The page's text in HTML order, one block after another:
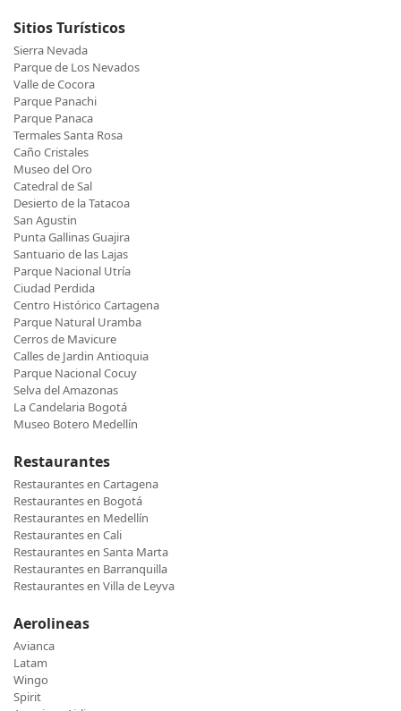
Sitios Turísticos
Sierra Nevada
Parque de Los Nevados
Valle de Cocora
Parque Panachi
Parque Panaca
Termales Santa Rosa
Caño Cristales
Museo del Oro
Catedral de Sal
Desierto de la Tatacoa
San Agustin
Punta Gallinas Guajira
Santuario de las Lajas
Parque Nacional Utría
Ciudad Perdida
Centro Histórico Cartagena
Parque Natural Uramba
Cerros de Mavicure
Calles de Jardin Antioquia
Parque Nacional Cocuy
Selva del Amazonas
La Candelaria Bogotá
Museo Botero Medellín
Restaurantes
Restaurantes en Cartagena
Restaurantes en Bogotá
Restaurantes en Medellín
Restaurantes en Cali
Restaurantes en Santa Marta
Restaurantes en Barranquilla
Restaurantes en Villa de Leyva
Aerolineas
Avianca
Latam
Wingo
Spirit